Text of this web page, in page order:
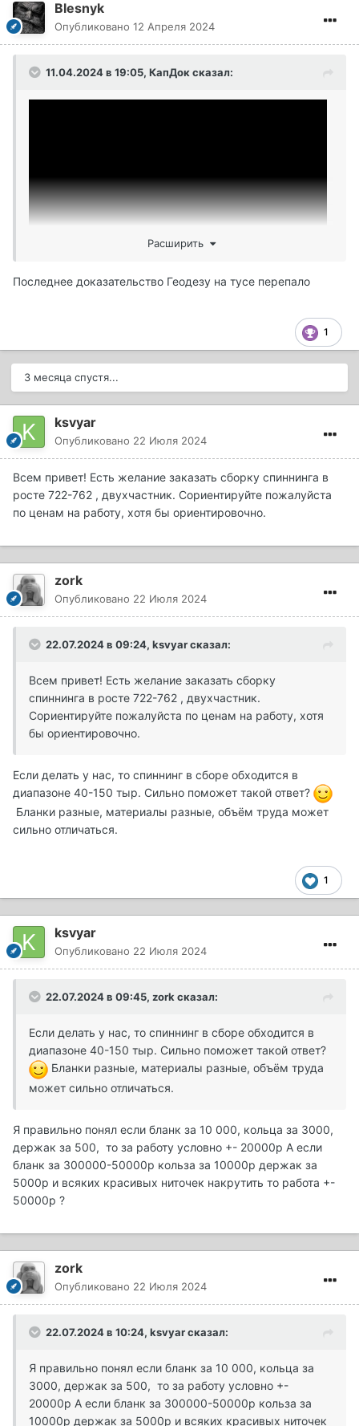
Blesnyk
Опубликовано 12 Апреля 2024
11.04.2024 в 19:05, КапДоксказал:
Расширить
Последнее доказательство Геодезу на тусе перепало
1
3 месяца спустя...
ksvyar
Опубликовано 22 Июля 2024
Всем привет! Есть желание заказать сборку спиннинга в
росте 722-762 , двухчастник. Сориентируйте пожалуйста
по ценам на работу, хотя бы ориентировочно.
zork
Опубликовано 22 Июля 2024
22.07.2024 в 09:24, ksvyarсказал:
Всем привет! Есть желание заказать сборку
спиннинга в росте 722-762 , двухчастник.
Сориентируйте пожалуйста по ценам на работу, хотя
бы ориентировочно.
Если делать у нас, то спиннинг в сборе обходится в
диапазоне 40-150 тыр. Сильно поможет такой ответ?
Бланки разные, материалы разные, объём труда может
сильно отличаться.
1
ksvyar
Опубликовано 22 Июля 2024
22.07.2024 в 09:45, zorkсказал:
Если делать у нас, то спиннинг в сборе обходится в
диапазоне 40-150 тыр. Сильно поможет такой ответ?
Бланки разные, материалы разные, объём труда
может сильно отличаться.
Я правильно понял если бланк за 10 000, кольца за 3000,
держак за 500, то за работу условно +- 20000р А если
бланк за 300000-50000р кольза за 10000р держак за
5000р и всяких красивых ниточек накрутить то работа +-
50000р ?
zork
Опубликовано 22 Июля 2024
22.07.2024 в 10:24, ksvyarсказал:
Я правильно понял если бланк за 10 000, кольца за
3000, держак за 500, то за работу условно +-
20000р А если бланк за 300000-50000р кольза за
10000р держак за 5000р и всяких красивых ниточек